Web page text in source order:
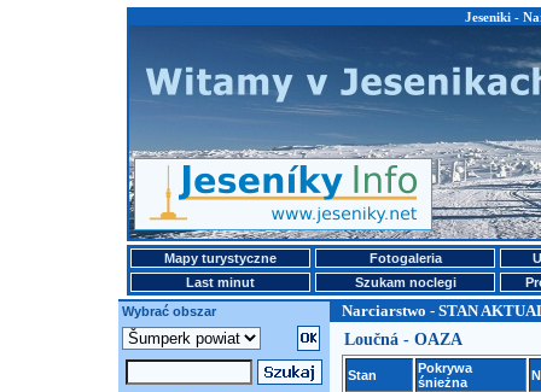
Jeseniki -
Mapy turystyczne Fotogaleria
Last minut
Szukam noclegi
Wybrać obszar
Narciarstwo - STAN
Loučná - OAZA
Stan
Pokrywa
śnieżna